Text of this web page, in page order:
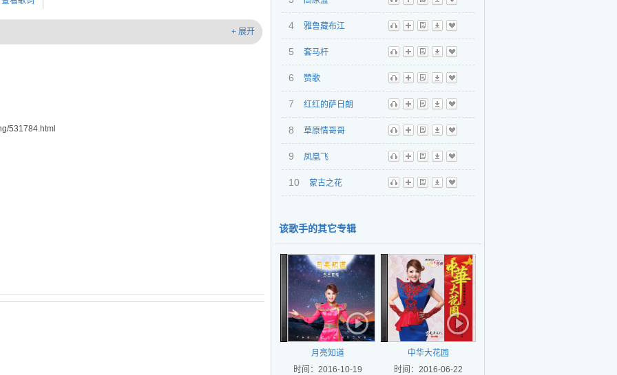
+ 展开
531784.html
听
播 歌 下 收
4
雅鲁藏布江
听
播 歌 下 收
5
套马杆
听
播 歌 下 收
6
赞歌
听
播 歌 下 收
7
红红的萨日朗
听
播 歌 下 收
8
草原情哥哥
听
播 歌 下 收
9
凤凰飞
听
播 歌 下 收
10
蒙古之花
听
播 歌 下 收
该歌手的其它专辑
月亮知道
时间：2016-10-19
中华大花园
时间：2016-06-22